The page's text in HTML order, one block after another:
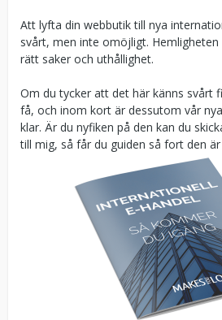
Att lyfta din webbutik till nya
svårt, men inte omöjligt.
rätt saker och uthållighet.
Om du tycker att det här känns svårt
få, och inom kort är dessutom vår
klar. Är du nyfiken på den kan du
till mig, så får du guiden så fort den är